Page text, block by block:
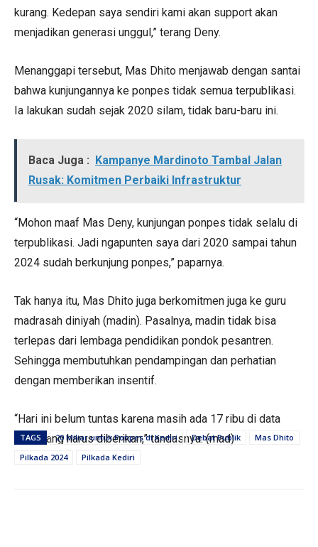
kurang. Kedepan saya sendiri kami akan support akan
menjadikan generasi unggul,” terang Deny.
Menanggapi tersebut, Mas Dhito menjawab dengan santai
bahwa kunjungannya ke ponpes tidak semua terpublikasi.
Ia lakukan sudah sejak 2020 silam, tidak baru-baru ini.
Baca Juga : Kampanye Mardinoto Tambal Jalan
Rusak: Komitmen Perbaiki Infrastruktur
“Mohon maaf Mas Deny, kunjungan ponpes tidak selalu di
terpublikasi. Jadi ngapunten saya dari 2020 sampai tahun
2024 sudah berkunjung ponpes,” paparnya.
Tak hanya itu, Mas Dhito juga berkomitmen juga ke guru
madrasah diniyah (madin). Pasalnya, madin tidak bisa
terlepas dari lembaga pendidikan pondok pesantren.
Sehingga membutuhkan pendampingan dan perhatian
dengan memberikan insentif.
“Hari ini belum tuntas karena masih ada 17 ribu di data
kami yang harus diberikan,” tandasnya. (mad)
TAGS 20 Miliar untuk Ponpes di Kediri Debat Publik
Mas Dhito
Pilkada 2024
Pilkada Kediri